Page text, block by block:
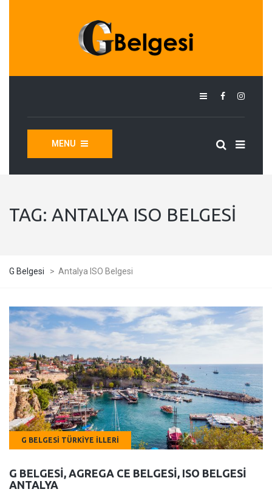
MENU
TAG: ANTALYA ISO BELGESI
G Belgesi > Antalya ISO Belgesi
G BELGESI TÜRKIYE İLLERI
G BELGESI, AGREGA CE BELGESI, ISO BELGESI
ANTALYA